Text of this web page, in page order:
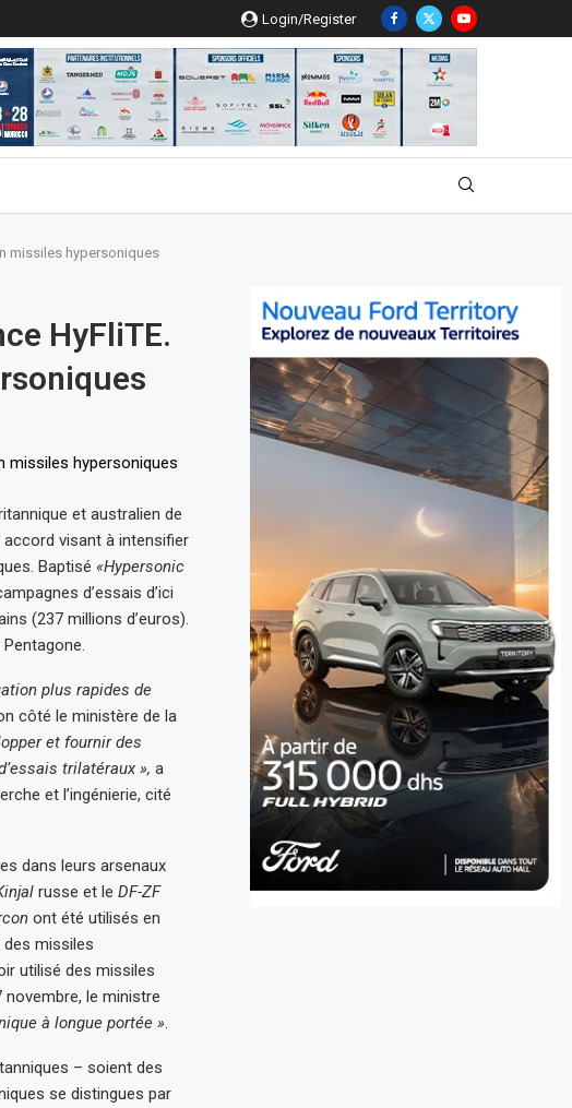
Login/Register
missiles hypersoniques
HyFliTE.
et australien de
visant à intensifier
Baptisé «Hypersonic
d’essais d’ici
(237 millions d’euros).
plus rapides de
côté le ministère de la
et fournir des
trilatéraux », a
et l’ingénierie, cité
dans leurs arsenaux
russe et le DF-ZF
ont été utilisés en
des missiles
utilisé des missiles
le ministre
à longue portée ».
– soient des
se distingues par